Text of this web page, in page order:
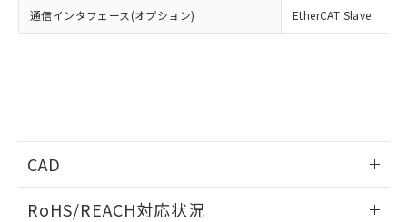
通信インタフェース(オプション) EtherCAT Slave
CAD
RoHS/REACH対応状況